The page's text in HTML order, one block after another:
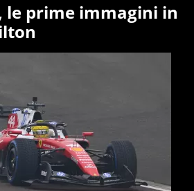
le prime immagini in